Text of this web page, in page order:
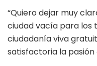
“Quiero dejar muy
ciudad vacía para los
ciudadanía viva
satisfactoria la pasión